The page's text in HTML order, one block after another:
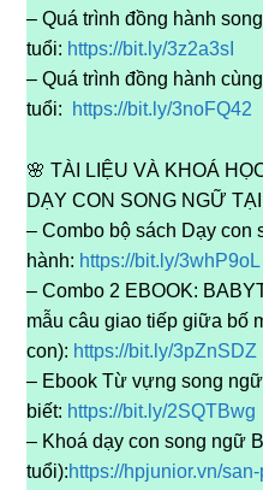
– Quá trình đồng hành
tuổi: https://bit.ly/3z2a3sI
– Quá trình đồng hành
tuổi:
https://bit.ly/3noFQ42
🌸 TÀI LIỆU VÀ KHOÁ
DẠY CON SONG NGỮ
– Combo bộ sách Dạy con
hành: https://bit.ly/3whP9oL
– Combo 2 EBOOK:
mẫu câu giao tiếp giữa bố
con): https://bit.ly/3pZnSDZ
– Ebook Từ vựng song
biết: https://bit.ly/2SQTBwg
– Khoá dạy con song ngữ
tuổi):https://hpjunior.vn/